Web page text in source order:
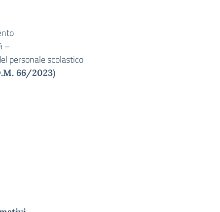
–
personale scolastico
66/2023)